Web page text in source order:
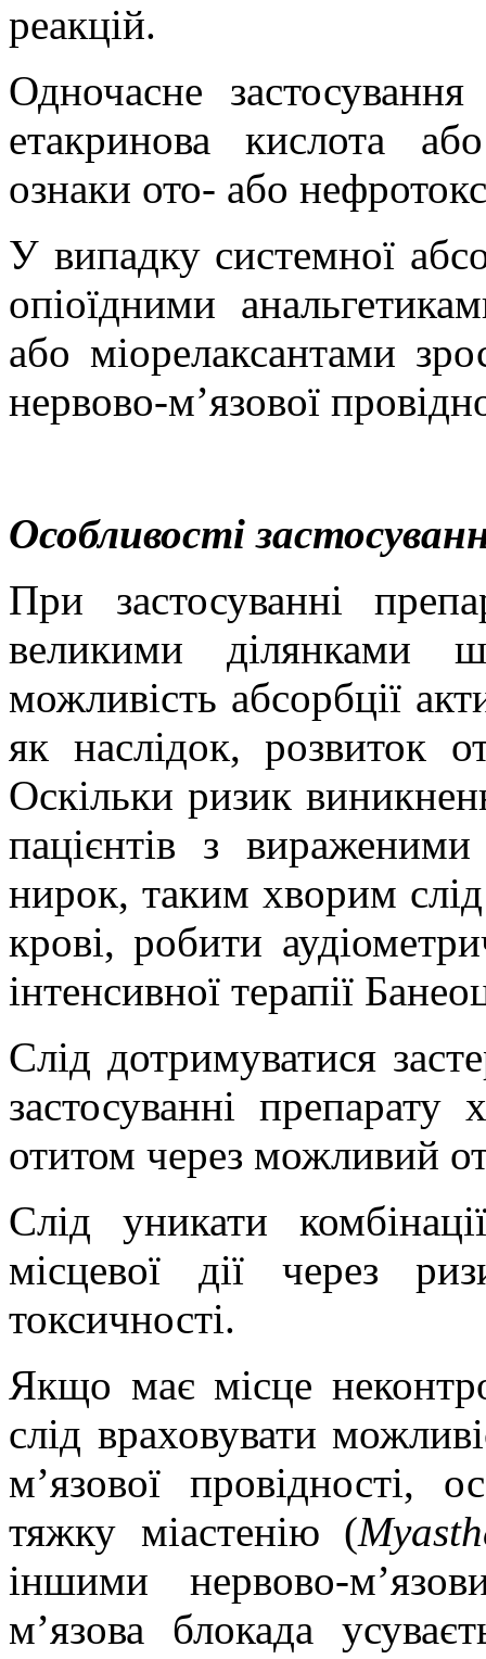
реакцій.
Одночасне
етакринова кислота
ознаки ото- або
У випадку системної
опіоїдними
або міорелаксантами
нервово-м’язової
Особливості
При застосуванні
великими ділянками
можливість абсорбції
як наслідок, розвиток
Оскільки ризик
пацієнтів з
нирок, таким хворим слід
крові, робити
інтенсивної терапії
Слід дотримуватися
застосуванні
отитом через можливий
Слід уникати
місцевої дії через
токсичності.
Якщо має місце
слід враховувати
м’язової провідності,
тяжку міастенію (
іншими нервово-
м’язова блокада